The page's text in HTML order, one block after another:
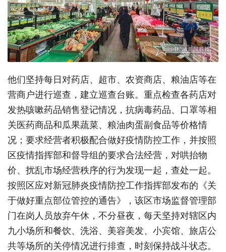
他们坚持每日对药店、超市、农资商店、粮油店等在
营商户进行巡查，建立巡查台账。重点检查各药店对
发热咳嗽药品销售登记情况，抗病毒药品、口罩等相
关医药商品和瓜果蔬菜、粮油肉蛋副食品等价格情
况；要求经营者积极配合做好疫情防控工作，并按照
区疫情指挥部和督导组的要求合法经营，对哄抬物
价、扰乱市场经营秩序的行为发现一起，查处一起。
按照区应对新冠肺炎疫情防控工作指挥部发布的《关
于做好重点部位管控的通告》，该区市场监督管理部
门在岗人员放弃午休，不分昼夜，每天坚持对辖区内
九小场所和餐饮、洗浴、美容美发、小宾馆、旅店公
共等场所的关停情况进行排查，时刻保持战斗状态。